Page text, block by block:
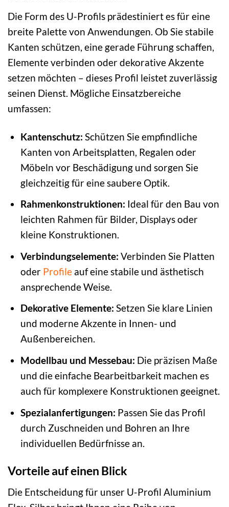
Die Form des U-Profils prädestiniert es für eine
breite Palette von Anwendungen. Ob Sie stabile
Kanten schützen, eine gerade Führung schaffen,
Elemente verbinden oder dekorative Akzente
setzen möchten – dieses Profil leistet zuverlässig
seinen Dienst. Mögliche Einsatzbereiche
umfassen:
Kantenschutz: Schützen Sie empfindliche
Kanten von Arbeitsplatten, Regalen oder
Möbeln vor Beschädigung und sorgen Sie
gleichzeitig für eine saubere Optik.
Rahmenkonstruktionen: Ideal für den Bau von
leichten Rahmen für Bilder, Displays oder
kleine Konstruktionen.
Verbindungselemente: Verbinden Sie Platten
oder Profileauf eine stabile und ästhetisch
ansprechende Weise.
Dekorative Elemente: Setzen Sie klare Linien
und moderne Akzente in Innen- und
Außenbereichen.
Modellbau und Messebau: Die präzisen Maße
und die einfache Bearbeitbarkeit machen es
auch für komplexere Konstruktionen geeignet.
Spezialanfertigungen: Passen Sie das Profil
durch Zuschneiden und Bohren an Ihre
individuellen Bedürfnisse an.
Vorteile auf einen Blick
Die Entscheidung für unser U-Profil Aluminium